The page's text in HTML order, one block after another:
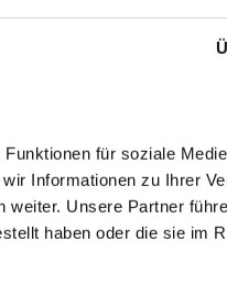
für soziale
Informationen zu Ihrer
Unsere Partner
haben oder die sie im